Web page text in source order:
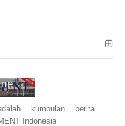
kumpulan berita
Indonesia